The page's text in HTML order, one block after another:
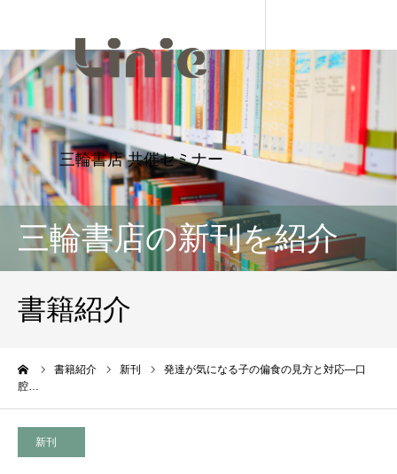
三輪書店の新刊を紹介
書籍紹介
書籍紹介 新刊
発達が気になる子の偏食の見方と対応―口
腔…
新刊